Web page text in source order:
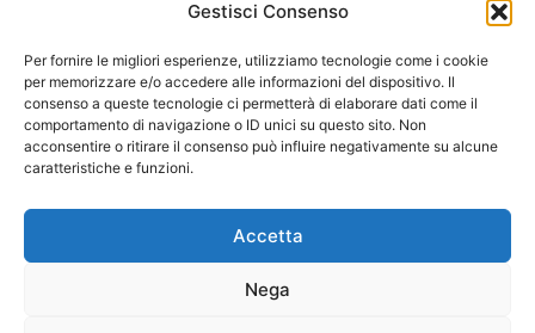
Gestisci Consenso
Per fornire le migliori esperienze, utilizziamo tecnologie come i cookie
per memorizzare e/o accedere alle informazioni del dispositivo. Il
consenso a queste tecnologie ci permetterà di elaborare dati come il
comportamento di navigazione o ID unici su questo sito. Non
acconsentire o ritirare il consenso può influire negativamente su alcune
caratteristiche e funzioni.
Accetta
Nega
LEGGI DI PIÙVISITING
PROFESSOR:
CICLO
DI
LEZIONI
PROF.
AGUSTIN
ALGARRA